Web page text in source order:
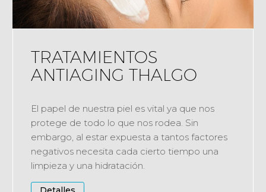
TRATAMIENTOS
ANTIAGING THALGO
El papel de nuestra piel es vital ya que nos
protege de todo lo que nos rodea. Sin
embargo, al estar expuesta a tantos factores
negativos necesita cada cierto tiempo una
limpieza y una hidratación.